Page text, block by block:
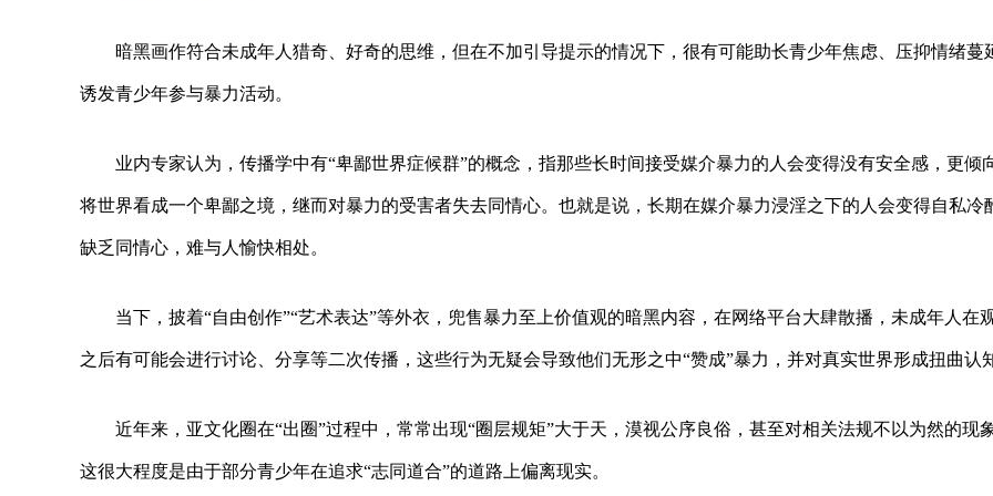
暗黑画作符合未成年人猎奇、好奇的思维，但在不加引导提示的情况下，很有可能助长青少年焦虑、压抑情绪蔓
诱发青少年参与暴力活动。
业内专家认为，传播学中有“卑鄙世界症候群”的概念，指那些长时间接受媒介暴力的人会变得没有安全感，更倾
将世界看成一个卑鄙之境，继而对暴力的受害者失去同情心。也就是说，长期在媒介暴力浸淫之下的人会变得自私冷
缺乏同情心，难与人愉快相处。
当下，披着“自由创作”“艺术表达”等外衣，兜售暴力至上价值观的暗黑内容，在网络平台大肆散播，未成年人在
之后有可能会进行讨论、分享等二次传播，这些行为无疑会导致他们无形之中“赞成”暴力，并对真实世界形成扭曲认
近年来，亚文化圈在“出圈”过程中，常常出现“圈层规矩”大于天，漠视公序良俗，甚至对相关法规不以为然的现象
这很大程度是由于部分青少年在追求“志同道合”的道路上偏离现实。